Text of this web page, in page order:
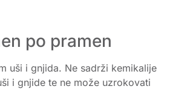
po pramen
uši i gnjida. Ne sadrži kemikalije
i gnjide te ne može uzrokovati